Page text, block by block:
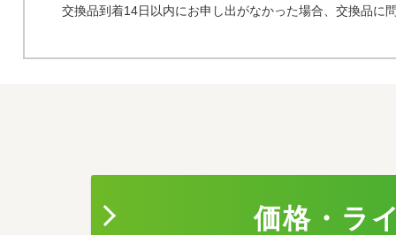
交換品到着14日以内にお申し出がなかった場合、交換品に
価格・ラ